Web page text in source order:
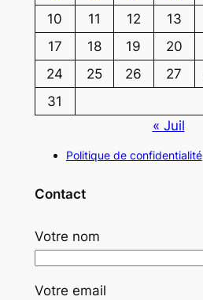
10
11 12 13
17
18 19 20
24
25 26 27
31
« Juil
Politique de confidentialité
Contact
Votre nom
Votre email